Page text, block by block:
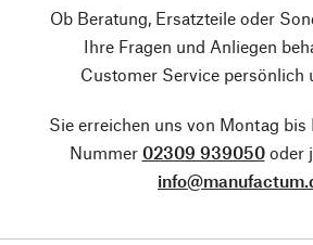
Ob Beratung, Ersatzteile oder
Ihre Fragen und Anliegen
Customer Service persönlich
Sie erreichen uns von Montag bis
Nummer 02309 939050oder